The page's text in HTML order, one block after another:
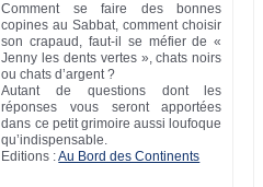
Comment se faire des bonnes
copines au Sabbat, comment choisir
son crapaud, faut-il se méfier de «
Jenny les dents vertes », chats noirs
ou chats d’argent ?
Autant de questions dont les
réponses vous seront apportées
dans ce petit grimoire aussi loufoque
qu’indispensable.
Editions :Au Bord des Continents